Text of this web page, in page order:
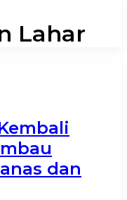
Lahar
dan